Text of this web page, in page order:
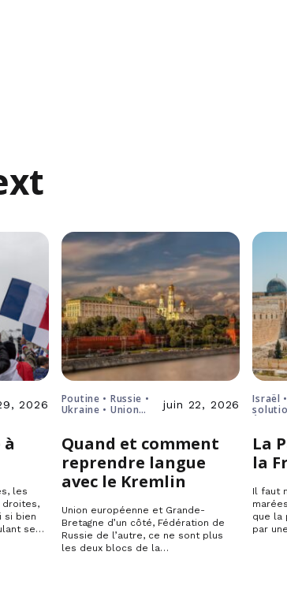
2026
à
les
droites,
si bien
se…
Poutine • Russie •
Ukraine • Union
juin 22, 2026
Quand et comment
reprendre langue
avec le Kremlin
Union européenne et Grande-
Bretagne d’un côté, Fédération de
Russie de l’autre, ce ne sont plus
les deux blocs de la…
Israël
La
la
Il faut
que la
par